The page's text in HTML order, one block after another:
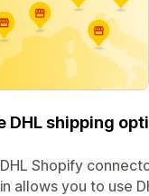
shipping
Shopify
allows you to use